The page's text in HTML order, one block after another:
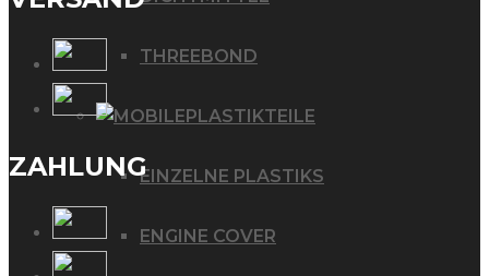
THREEBOND
PLASTIKTEILE
EINZELNE PLASTIKS
ENGINE COVER
ZAHLUNG